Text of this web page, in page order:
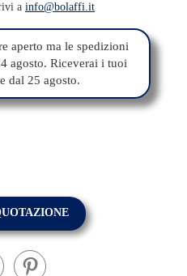
a info@bolaffi.it
aperto ma le spedizioni
agosto. Riceverai i tuoi
dal 25 agosto.